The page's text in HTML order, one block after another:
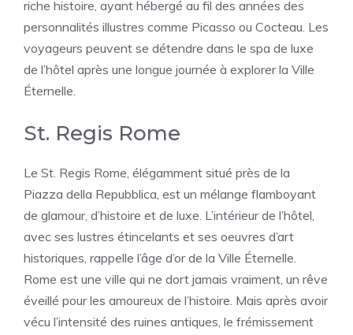
riche histoire, ayant hébergé au fil des années des
personnalités illustres comme Picasso ou Cocteau. Les
voyageurs peuvent se détendre dans le spa de luxe
de l’hôtel après une longue journée à explorer la Ville
Éternelle.
St. Regis Rome
Le St. Regis Rome, élégamment situé près de la
Piazza della Repubblica, est un mélange flamboyant
de glamour, d’histoire et de luxe. L’intérieur de l’hôtel,
avec ses lustres étincelants et ses oeuvres d’art
historiques, rappelle l’âge d’or de la Ville Éternelle.
Rome est une ville qui ne dort jamais vraiment, un rêve
éveillé pour les amoureux de l’histoire. Mais après avoir
vécu l’intensité des ruines antiques, le frémissement